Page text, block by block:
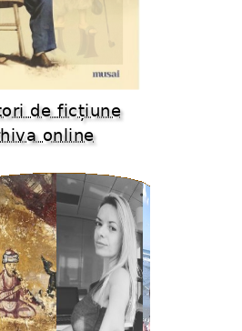
de ficțiune
online